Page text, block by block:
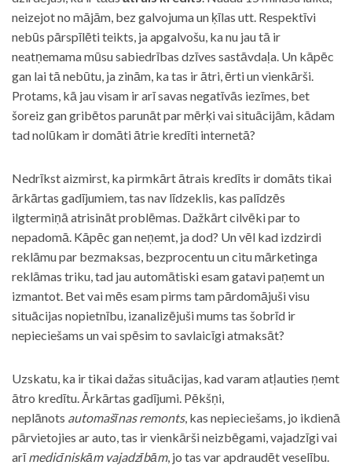
neizejot no mājām, bez galvojuma un ķīlas utt. Respektīvi
nebūs pārspīlēti teikts, ja apgalvošu, ka nu jau tā ir
neatņemama mūsu sabiedrības dzīves sastāvdaļa. Un kāpēc
gan lai tā nebūtu, ja zinām, ka tas ir ātri, ērti un vienkārši.
Protams, kā jau visam ir arī savas negatīvās iezīmes, bet
šoreiz gan gribētos parunāt par mērķi vai situācijām, kādam
tad nolūkam ir domāti ātrie kredīti internetā?
Nedrīkst aizmirst, ka pirmkārt ātrais kredīts ir domāts tikai
ārkārtas gadījumiem, tas nav līdzeklis, kas palīdzēs
ilgtermiņā atrisināt problēmas. Dažkārt cilvēki par to
nepadomā. Kāpēc gan neņemt, ja dod? Un vēl kad izdzirdi
reklāmu par bezmaksas, bezprocentu un citu mārketinga
reklāmas triku, tad jau automātiski esam gatavi paņemt un
izmantot. Bet vai mēs esam pirms tam pārdomājuši visu
situācijas nopietnību, izanalizējuši mums tas šobrīd ir
nepieciešams un vai spēsim to savlaicīgi atmaksāt?
Uzskatu, ka ir tikai dažas situācijas, kad varam atļauties ņemt
ātro kredītu. Ārkārtas gadījumi. Pēkšņi,
neplānots automašīnas remonts, kas nepieciešams, jo ikdienā
pārvietojies ar auto, tas ir vienkārši neizbēgami, vajadzīgi vai
arīmedicīniskām vajadzībām, jo tas var apdraudēt veselību.